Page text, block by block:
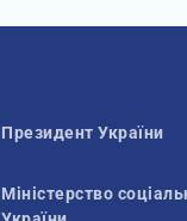
Президент України
Міністерство